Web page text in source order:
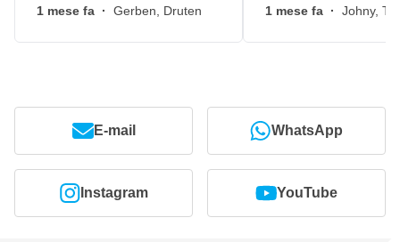
1 mese fa · Gerben, Druten
1 mese fa · Johny,
E-mail WhatsApp
Instagram YouTube